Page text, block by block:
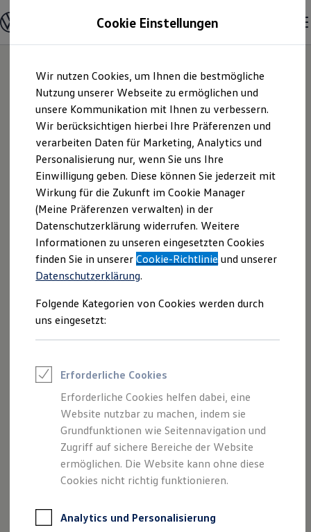
Hauptinhalt
springen
Footer
springen
Modelle & Konfigurator
Nutzfahrzeugkategorien entdecken
Modelle konfigurieren
Vorgängermodelle und Oldtimer
Vorgängermodelle
Oldtimer
Bulli Historie
Branchenlösungen & Gewerbekunden
Umbaulösungen und Hersteller finden
Auf- und Umbauten entdecken & konfigurieren
Groß- und Sonderkunden
Großkunden
Kommunen & Behörden
Journalisten
Sportvereine
Branchenlösungen
Bau & Handwerk
Gewerbliche Personenbeförderung
Service & mobile Werkstätten
Kurier, Logistik & Handel
Feuerwehr
Rettungsdienste
ONE Business ID Vorteile
Fahrzeugsuche & Marktplatz
Digitaler Marktplatz
Kauf & Finanzierung
Online-Fahrzeugbewertung
Aktionen & Angebote
E-Auto-Förderung
Für Privatkunden
Für Gewerbekunden
Profi Paket
TopDeal
Zertifizierte Gebrauchtwagen
Autohaus Brandt
Stuhr GmbH |
Impressum &
Rechtliches
Hier finden Sie Informationen über die
Autohaus Brandt Stuhr GmbH als
verantwortliche Anbieterin von Inhalten
und Angeboten, die auf dieser Webseite
Impressum
Datenschutzerklärung
Impressum
Autohaus Brandt Stuhr GmbH
Cookie Einstellungen
Wir nutzen Cookies, um Ihnen die bestmögliche
Nutzung unserer Webseite zu ermöglichen und
unsere Kommunikation mit Ihnen zu verbessern.
Wir berücksichtigen hierbei Ihre Präferenzen und
verarbeiten Daten für Marketing, Analytics und
Personalisierung nur, wenn Sie uns Ihre
Einwilligung geben. Diese können Sie jederzeit mit
Wirkung für die Zukunft im Cookie Manager
(Meine Präferenzen verwalten) in der
Datenschutzerklärung widerrufen. Weitere
Informationen zu unseren eingesetzten Cookies
finden Sie in unsererCookie-Richtlinie und unserer
Datenschutzerklärung.
Folgende Kategorien von Cookies werden durch
uns eingesetzt:
Erforderliche Cookies
Erforderliche Cookies helfen dabei, eine
Website nutzbar zu machen, indem sie
Grundfunktionen wie Seitennavigation und
Zugriff auf sichere Bereiche der Website
ermöglichen. Die Website kann ohne diese
Cookies nicht richtig funktionieren.
Analytics und Personalisierung